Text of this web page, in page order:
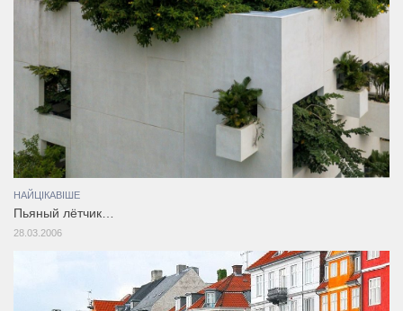
НАЙЦІКАВІШЕ
Пьяный лётчик…
28.03.2006